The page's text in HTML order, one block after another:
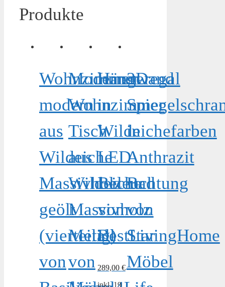
Produkte
Wohnzimmerwand
modern
aus
Wildeiche
Massivholz
geölt
(vierteilig)
von
Moderner
Wohnzimmer
Tisch
aus
Wildeiche
Massivholz
Metall
von
Hängeregal
in
Wildeichefarben
LED
Beleuchtung
von
BestLivingHome
289,00 €
inkl. 19
3D
in
Anthrazit
Bad
von
Star
Möbel